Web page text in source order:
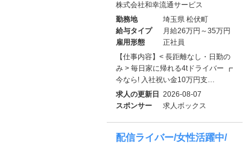
株式会社和幸流通サービス
勤務地
埼玉県 松伏町
給与タイプ
月給26万円～35万円
雇用形態
正社員
【仕事内容】< 長距離なし・日勤の
み > 毎日家に帰れる4tドライバー ┏
今なら! 入社祝い金10万円支…
求人の更新日
2026-08-07
スポンサー
求人ボックス
配信ライバー/女性活躍中/